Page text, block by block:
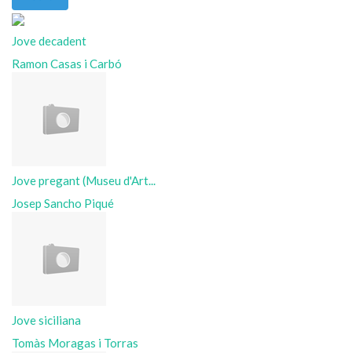
Jove decadent
Ramon Casas i Carbó
Jove pregant (Museu d'Art...
Josep Sancho Piqué
Jove siciliana
Tomàs Moragas i Torras